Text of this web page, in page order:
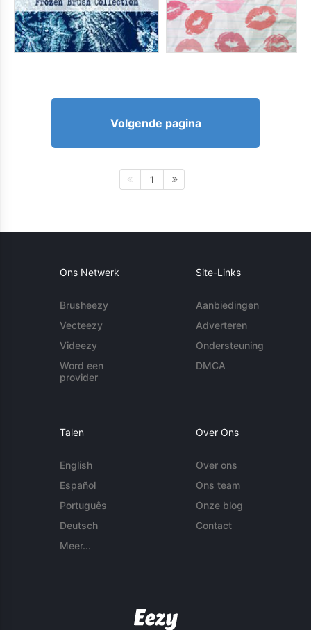
Volgende pagina
1
Ons Netwerk
Brusheezy
Vecteezy
Videezy
Word een
provider
Site-Links
Aanbiedingen
Adverteren
Ondersteuning
DMCA
Talen
English
Español
Português
Deutsch
Meer...
Over Ons
Over ons
Ons team
Onze blog
Contact